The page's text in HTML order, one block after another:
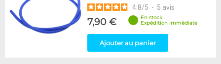
4.8/5 - 5 avis
7,90 €
En stock
Expédition immédiate
Ajouter au panier